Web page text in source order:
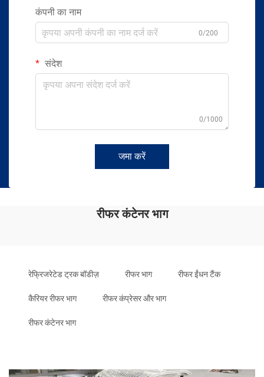
कंपनी का नाम
0/200
संदेश
0/1000
जमा करें
रीफर कंटेनर भाग
रेफ्रिजरेटेड ट्रक बॉडीज़ रीफर भाग रीफर ईंधन टैंक
कैरियर रीफर भाग रीफर कंप्रेसर और भाग
रीफर कंटेनर भाग